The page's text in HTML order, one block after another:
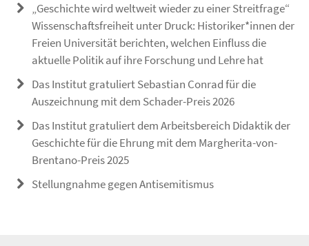
„Geschichte wird weltweit wieder zu einer Streitfrage“
Wissenschaftsfreiheit unter Druck: Historiker*innen der
Freien Universität berichten, welchen Einfluss die
aktuelle Politik auf ihre Forschung und Lehre hat
Das Institut gratuliert Sebastian Conrad für die
Auszeichnung mit dem Schader-Preis 2026
Das Institut gratuliert dem Arbeitsbereich Didaktik der
Geschichte für die Ehrung mit dem Margherita-von-
Brentano-Preis 2025
Stellungnahme gegen Antisemitismus